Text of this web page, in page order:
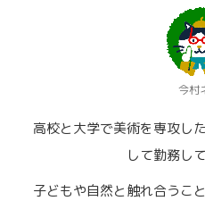
今村
高校と大学で美術を専攻し
して勤務し
子どもや自然と触れ合うこ